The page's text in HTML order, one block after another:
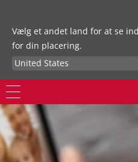
Vælg et andet land for at se
for din placering.